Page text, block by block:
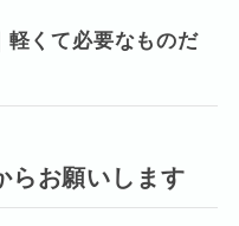
軽くて必要なものだ
らお願いします